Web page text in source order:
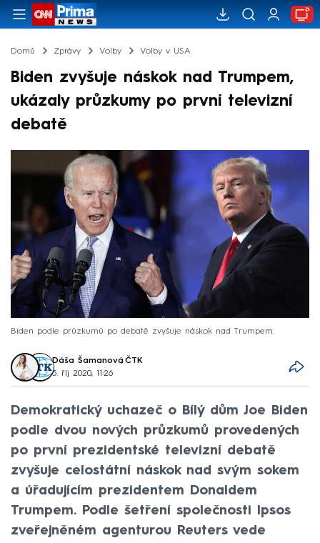
Domů Zprávy Volby Volby v USA
Biden zvyšuje náskok nad Trumpem,
ukázaly průzkumy po první televizní
debatě
Biden podle průzkumů po debatě zvyšuje náskok nad Trumpem.
Dáša Šamanová, ČTK
5. říj 2020, 11:26
Demokratický uchazeč o Bílý dům Joe Biden
podle dvou nových průzkumů provedených
po první prezidentské televizní debatě
zvyšuje celostátní náskok nad svým sokem
a úřadujícím prezidentem Donaldem
Trumpem. Podle šetření společnosti Ipsos
zveřejněném agenturou Reuters vede